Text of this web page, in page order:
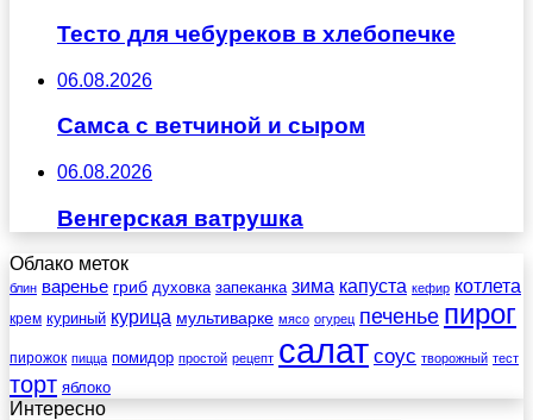
Тесто для чебуреков в хлебопечке
06.08.2026
Самса с ветчиной и сыром
06.08.2026
Венгерская ватрушка
Облако меток
блин варенье гриб духовка запеканка зима капуста кефир котлета
крем куриный курица мультиварке мясо огурец печенье пирог
пирожок пицца помидор простой рецепт салат соус творожный тест
торт яблоко
Интересно